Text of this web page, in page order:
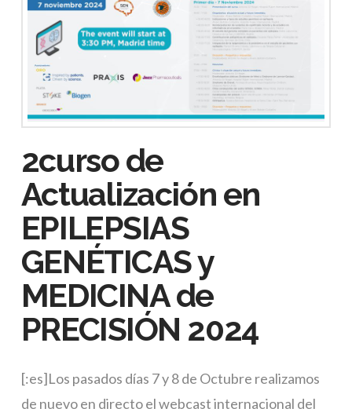
2curso de
Actualización en
EPILEPSIAS
GENÉTICAS y
MEDICINA de
PRECISIÓN 2024
[:es]Los pasados días 7 y 8 de Octubre realizamos
de nuevo en directo el webcast internacional del